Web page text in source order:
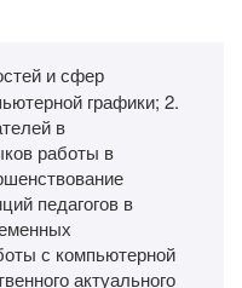
и сфер
графики; 2.
в
работы в
педагогов в
с компьютерной
актуального